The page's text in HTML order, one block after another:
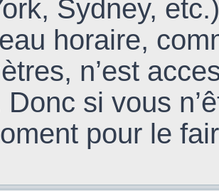
Sydney,
horaire,
n’est
si vous
pour le